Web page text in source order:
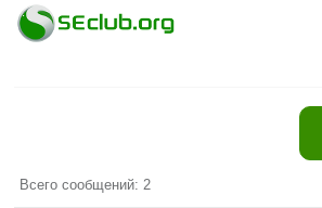
Всего сообщений: 2